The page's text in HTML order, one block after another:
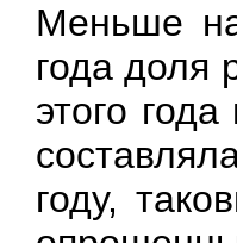
Меньше
года доля
этого
году,